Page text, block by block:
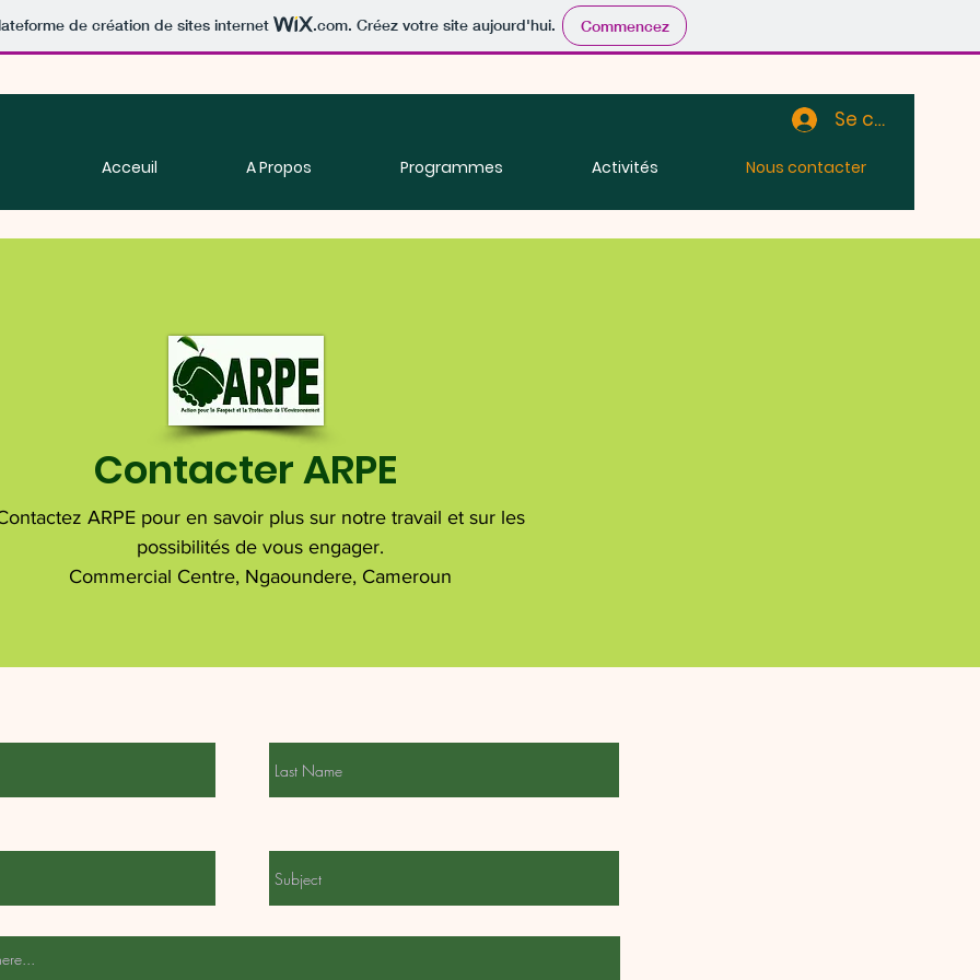
de création de sites internet .com. Créez votre site aujourd'hui. Commencez
Se connecter
Acceuil A Propos Programmes Activités Nous contacter
Contacter ARPE
ARPE pour en savoir plus sur notre travail et sur les
possibilités de vous engager.
Commercial Centre, Ngaoundere, Cameroun